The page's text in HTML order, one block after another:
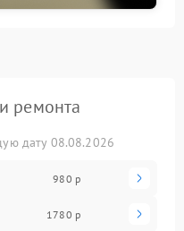
ремонта
дату 08.08.2026
980 р
1780 р